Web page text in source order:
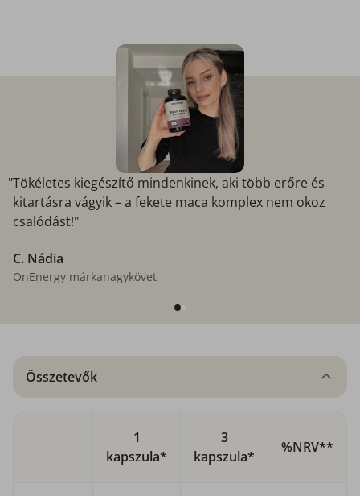
"Tökéletes kiegészítő mindenkinek, aki több erőre és
kitartásra vágyik – a fekete maca komplex nem okoz
csalódást!"
C. Nádia
OnEnergy márkanagykövet
Összetevők
1
kapszula*
3
kapszula*
%NRV**